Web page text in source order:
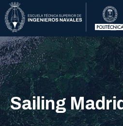
Sailing